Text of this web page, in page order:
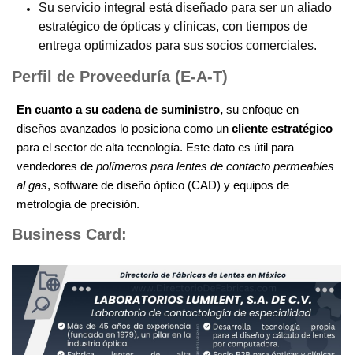
Su servicio integral está diseñado para ser un aliado
estratégico de ópticas y clínicas, con tiempos de
entrega optimizados para sus socios comerciales.
Perfil de Proveeduría (E-A-T)
En cuanto a su cadena de suministro, su enfoque en
diseños avanzados lo posiciona como un cliente estratégico
para el sector de alta tecnología. Este dato es útil para
vendedores de polímeros para lentes de contacto permeables
al gas, software de diseño óptico (CAD) y equipos de
metrología de precisión.
Business Card: